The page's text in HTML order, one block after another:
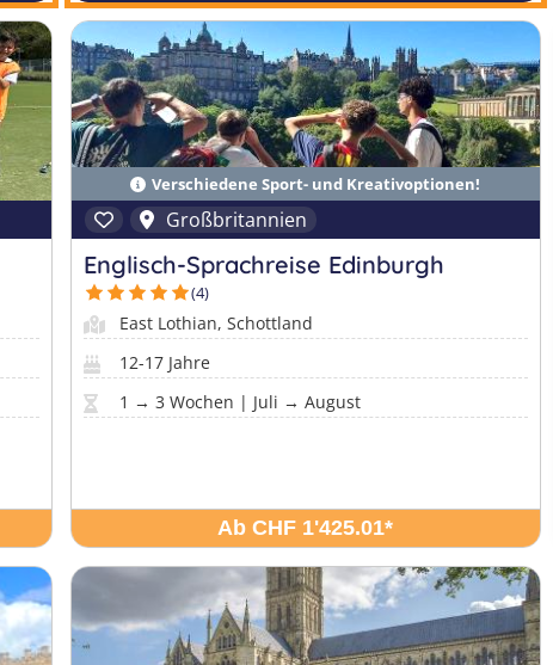
Verschiedene Sport- und Kreativoptionen!
Großbritannien
Englisch-Sprachreise Edinburgh
(4)
East Lothian, Schottland
12-17 Jahre
1 → 3 Wochen | Juli → August
Ab CHF 1'425.01*